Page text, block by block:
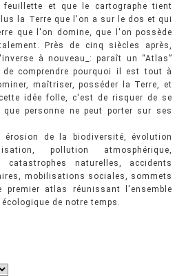
feuillette et que le cartographe tient
la Terre que l'on a sur le dos et qui
que l'on domine, que l'on possède
Près de cinq siècles après,
à nouveau_: paraît un “Atlas”
comprendre pourquoi il est tout à
maîtriser, posséder la Terre, et
idée folle, c'est de risquer de se
que personne ne peut porter sur ses
érosion de la biodiversité, évolution
pollution atmosphérique,
naturelles, accidents
mobilisations sociales, sommets
premier atlas réunissant l'ensemble
de notre temps.